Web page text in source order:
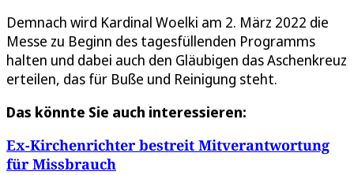
Demnach wird Kardinal Woelki am 2. März 2022 die
Messe zu Beginn des tagesfüllenden Programms
halten und dabei auch den Gläubigen das Aschenkreuz
erteilen, das für Buße und Reinigung steht.
Das könnte Sie auch interessieren:
Ex-Kirchenrichter bestreit Mitverantwortung
für Missbrauch